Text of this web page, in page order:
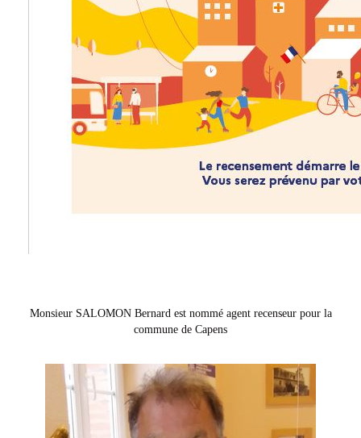
Monsieur SALOMON Bernard est nommé agent recenseur pour la
commune de Capens